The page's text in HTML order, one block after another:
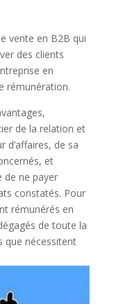
vente en B2B qui
des clients
en
rémunération.
de la relation et
d’affaires, de sa
et
de ne payer
constatés. Pour
rémunérés en
de toute la
que nécessitent